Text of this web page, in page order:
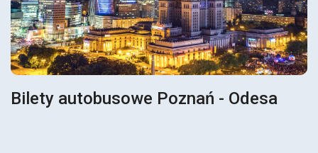
Bilety autobusowe Poznań - Odesa